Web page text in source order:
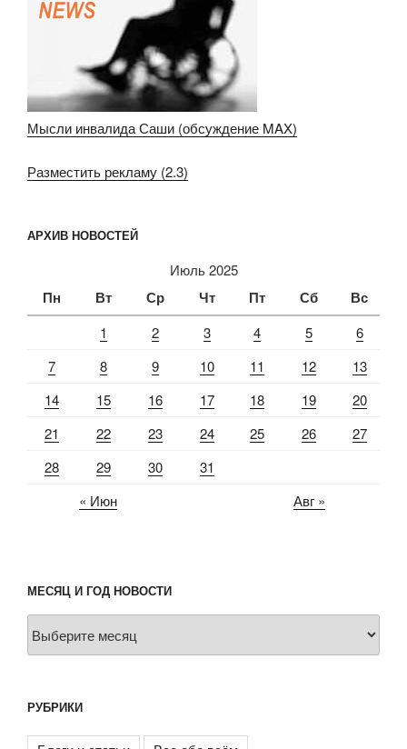
Мысли инвалида Саши (обсуждение MAX)
Разместить рекламу (2.3)
АРХИВ НОВОСТЕЙ
Июль 2025
Пн Вт Ср Чт Пт Сб Вс
1 2 3 4 5
6
7
8 9 10 11 12
13
14
15 16 17 18 19
20
21
22 23 24 25 26
27
28
29 30
31
« Июн
Авг »
МЕСЯЦ И ГОД НОВОСТИ
и
РУБРИКИ